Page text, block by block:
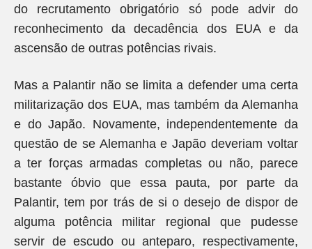
do recrutamento obrigatório só pode advir do
reconhecimento da decadência dos EUA e da
ascensão de outras potências rivais.
Mas a Palantir não se limita a defender uma certa
militarização dos EUA, mas também da Alemanha
e do Japão. Novamente, independentemente da
questão de se Alemanha e Japão deveriam voltar
a ter forças armadas completas ou não, parece
bastante óbvio que essa pauta, por parte da
Palantir, tem por trás de si o desejo de dispor de
alguma potência militar regional que pudesse
servir de escudo ou anteparo, respectivamente,